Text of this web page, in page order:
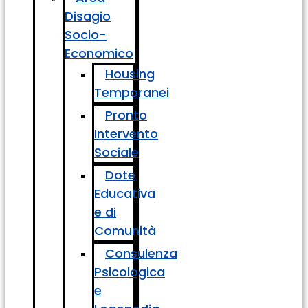
Disagio
Socio-
Economico
Housing
Temporanei
Pronto
Intervento
Sociale
Dote
Educativa
e di
Comunità
Consulenza
Psicologica
e